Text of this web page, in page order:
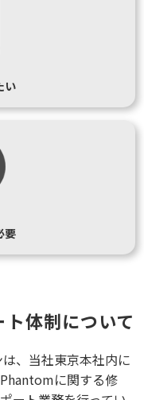
い
要
体制について
、当社東京本社内に
に関する修